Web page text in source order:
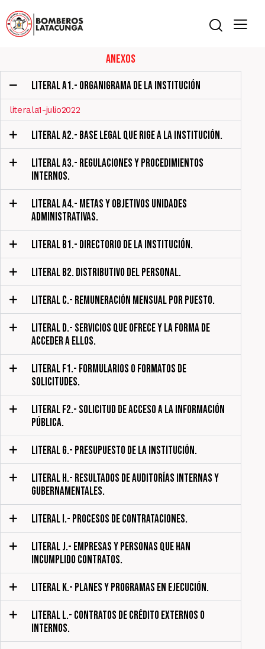
Anexos
LITERAL A1.- ORGANIGRAMA DE LA INSTITUCIÓN
literala1-julio2022
LITERAL A2.- BASE LEGAL QUE RIGE A LA INSTITUCIÓN.
LITERAL A3.- REGULACIONES Y PROCEDIMIENTOS
INTERNOS.
LITERAL A4.- METAS Y OBJETIVOS UNIDADES
ADMINISTRATIVAS.
LITERAL B1.- DIRECTORIO DE LA INSTITUCIÓN.
LITERAL B2. DISTRIBUTIVO DEL PERSONAL.
LITERAL C.- REMUNERACIÓN MENSUAL POR PUESTO.
LITERAL D.- SERVICIOS QUE OFRECE Y LA FORMA DE
ACCEDER A ELLOS.
LITERAL F1.- FORMULARIOS O FORMATOS DE
SOLICITUDES.
LITERAL F2.- SOLICITUD DE ACCESO A LA INFORMACIÓN
PÚBLICA.
LITERAL G.- PRESUPUESTO DE LA INSTITUCIÓN.
LITERAL H.- RESULTADOS DE AUDITORÍAS INTERNAS Y
GUBERNAMENTALES.
LITERAL I.- PROCESOS DE CONTRATACIONES.
LITERAL J.- EMPRESAS Y PERSONAS QUE HAN
INCUMPLIDO CONTRATOS.
LITERAL K.- PLANES Y PROGRAMAS EN EJECUCIÓN.
LITERAL L.- CONTRATOS DE CRÉDITO EXTERNOS O
INTERNOS.